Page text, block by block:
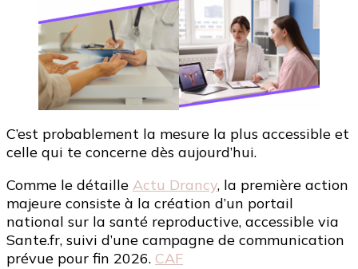
C’est probablement la mesure la plus accessible et
celle qui te concerne dès aujourd’hui.
Comme le détaille Actu Drancy, la première action
majeure consiste à la création d’un portail
national sur la santé reproductive, accessible via
Sante.fr, suivi d’une campagne de communication
prévue pour fin 2026. CAF